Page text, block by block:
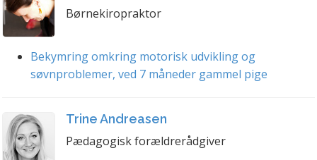
Børnekiropraktor
Bekymring omkring motorisk udvikling og
søvnproblemer, ved 7 måneder gammel pige
Trine Andreasen
Pædagogisk forældrerådgiver